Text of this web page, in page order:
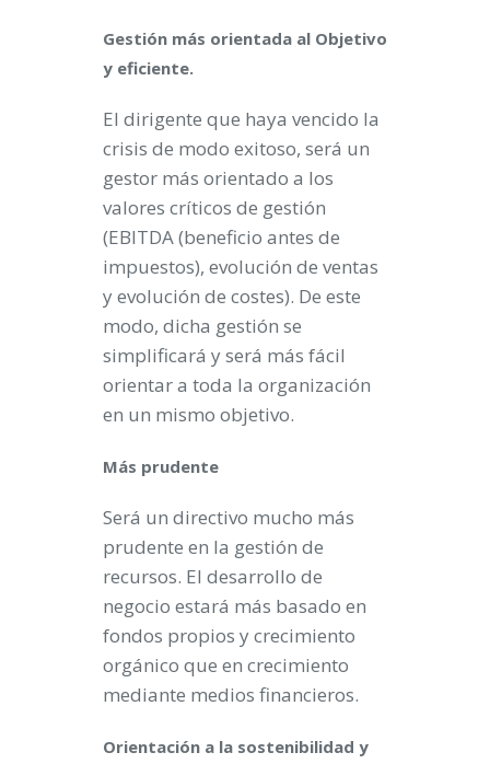
Gestión más orientada al Objetivo
y eficiente.
El dirigente que haya vencido la
crisis de modo exitoso, será un
gestor más orientado a los
valores críticos de gestión
(EBITDA (beneficio antes de
impuestos), evolución de ventas
y evolución de costes). De este
modo, dicha gestión se
simplificará y será más fácil
orientar a toda la organización
en un mismo objetivo.
Más prudente
Será un directivo mucho más
prudente en la gestión de
recursos. El desarrollo de
negocio estará más basado en
fondos propios y crecimiento
orgánico que en crecimiento
mediante medios financieros.
Orientación a la sostenibilidad y